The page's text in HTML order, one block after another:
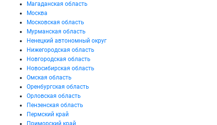
Магаданская область
Москва
Московская область
Мурманская область
Ненецкий автономный округ
Нижегородская область
Новгородская область
Новосибирская область
Омская область
Оренбургская область
Орловская область
Пензенская область
Пермский край
Приморский край